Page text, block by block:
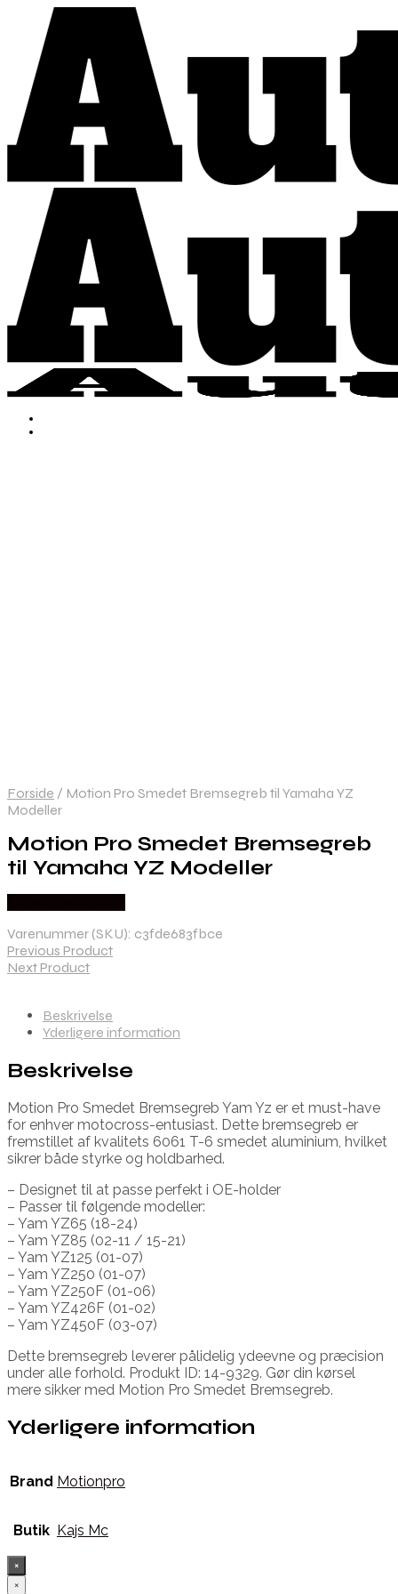
Forside / Motion Pro Smedet Bremsegreb til Yamaha YZ
Modeller
Motion Pro Smedet Bremsegreb
til Yamaha YZ Modeller
Varenummer (SKU): c3fde683fbce
Previous Product
Next Product
Beskrivelse
Yderligere information
Beskrivelse
Motion Pro Smedet Bremsegreb Yam Yz er et must-have
for enhver motocross-entusiast. Dette bremsegreb er
fremstillet af kvalitets 6061 T-6 smedet aluminium, hvilket
sikrer både styrke og holdbarhed.
– Designet til at passe perfekt i OE-holder
– Passer til følgende modeller:
– Yam YZ65 (18-24)
– Yam YZ85 (02-11 / 15-21)
– Yam YZ125 (01-07)
– Yam YZ250 (01-07)
– Yam YZ250F (01-06)
– Yam YZ426F (01-02)
– Yam YZ450F (03-07)
Dette bremsegreb leverer pålidelig ydeevne og præcision
under alle forhold. Produkt ID: 14-9329. Gør din kørsel
mere sikker med Motion Pro Smedet Bremsegreb.
Yderligere information
Brand Motionpro
Butik Kajs Mc
×
×